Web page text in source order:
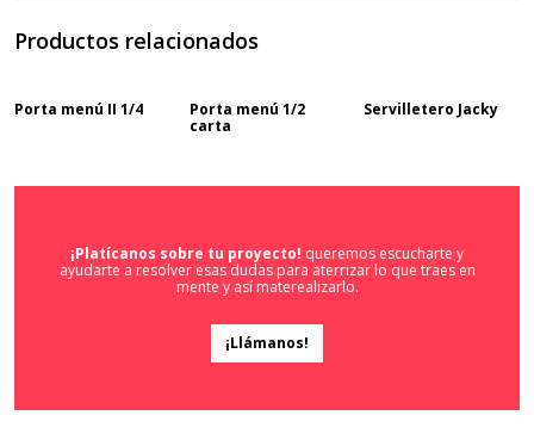
Productos relacionados
Porta menú II 1/4
Porta menú 1/2
carta
Servilletero Jacky
¡Platícanos sobre tu proyecto! queremos escucharte y
ayudarte a resolver esas dudas para aterrizar lo que traes en
mente y así materealizarlo.
¡Llámanos!